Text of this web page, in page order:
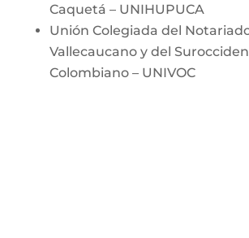
Caquetá – UNIHUPUCA
Unión Colegiada del
Vallecaucano y del
Colombiano – UNIVOC